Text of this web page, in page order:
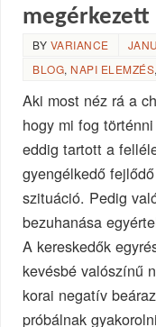
megérkezett
BY VARIANCE
BLOG, NAPI ELEMZÉS
Aki most néz rá a
hogy mi fog
eddig tartott a
gyengélkedő
szituáció. Pedig
bezuhanása
A kereskedők
kevésbé valószínű
korai negatív
próbálnak